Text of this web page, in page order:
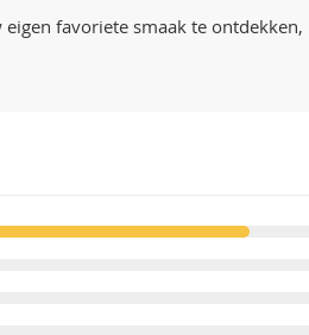
favoriete smaak te